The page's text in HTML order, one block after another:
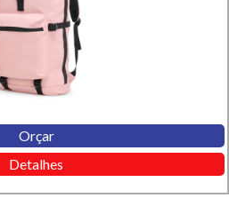
Orçar
Detalhes